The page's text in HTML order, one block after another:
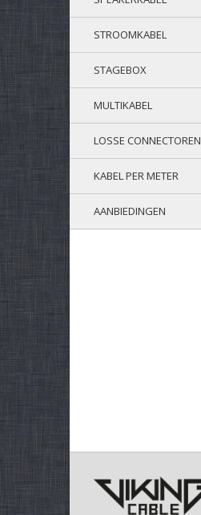
STROOMKABEL
STAGEBOX
MULTIKABEL
LOSSE CONNECTOREN
KABEL PER METER
AANBIEDINGEN